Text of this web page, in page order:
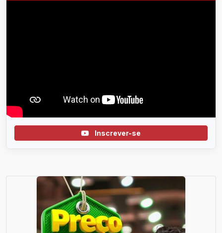
Inscrever-se